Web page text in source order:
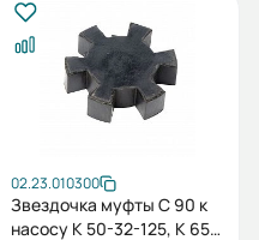
02.23.010300
Звездочка муфты C 90 к
насосу К 50-32-125, К 65-